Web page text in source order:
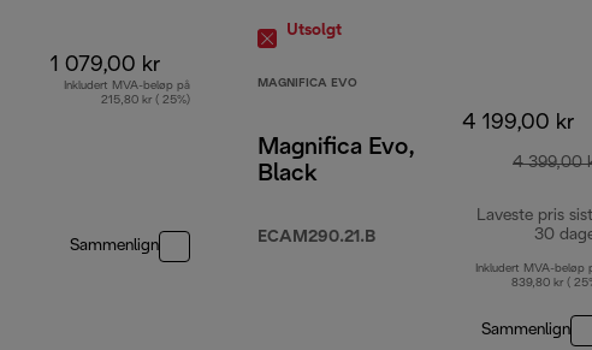
1 079,00 kr
Inkludert MVA-beløp på
215,80 kr ( 25%)
Sammenlign
Utsolgt
MAGNIFICA EVO
Magnifica Evo,
Black
ECAM290.21.B
4 199,00 kr
4 399,00
Laveste pris
30
Inkludert MVA-beløp
839,80 kr (
Sammenlign